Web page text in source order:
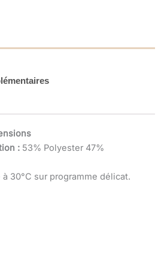
: 53% Polyester 47%
à 30°C sur programme délicat.